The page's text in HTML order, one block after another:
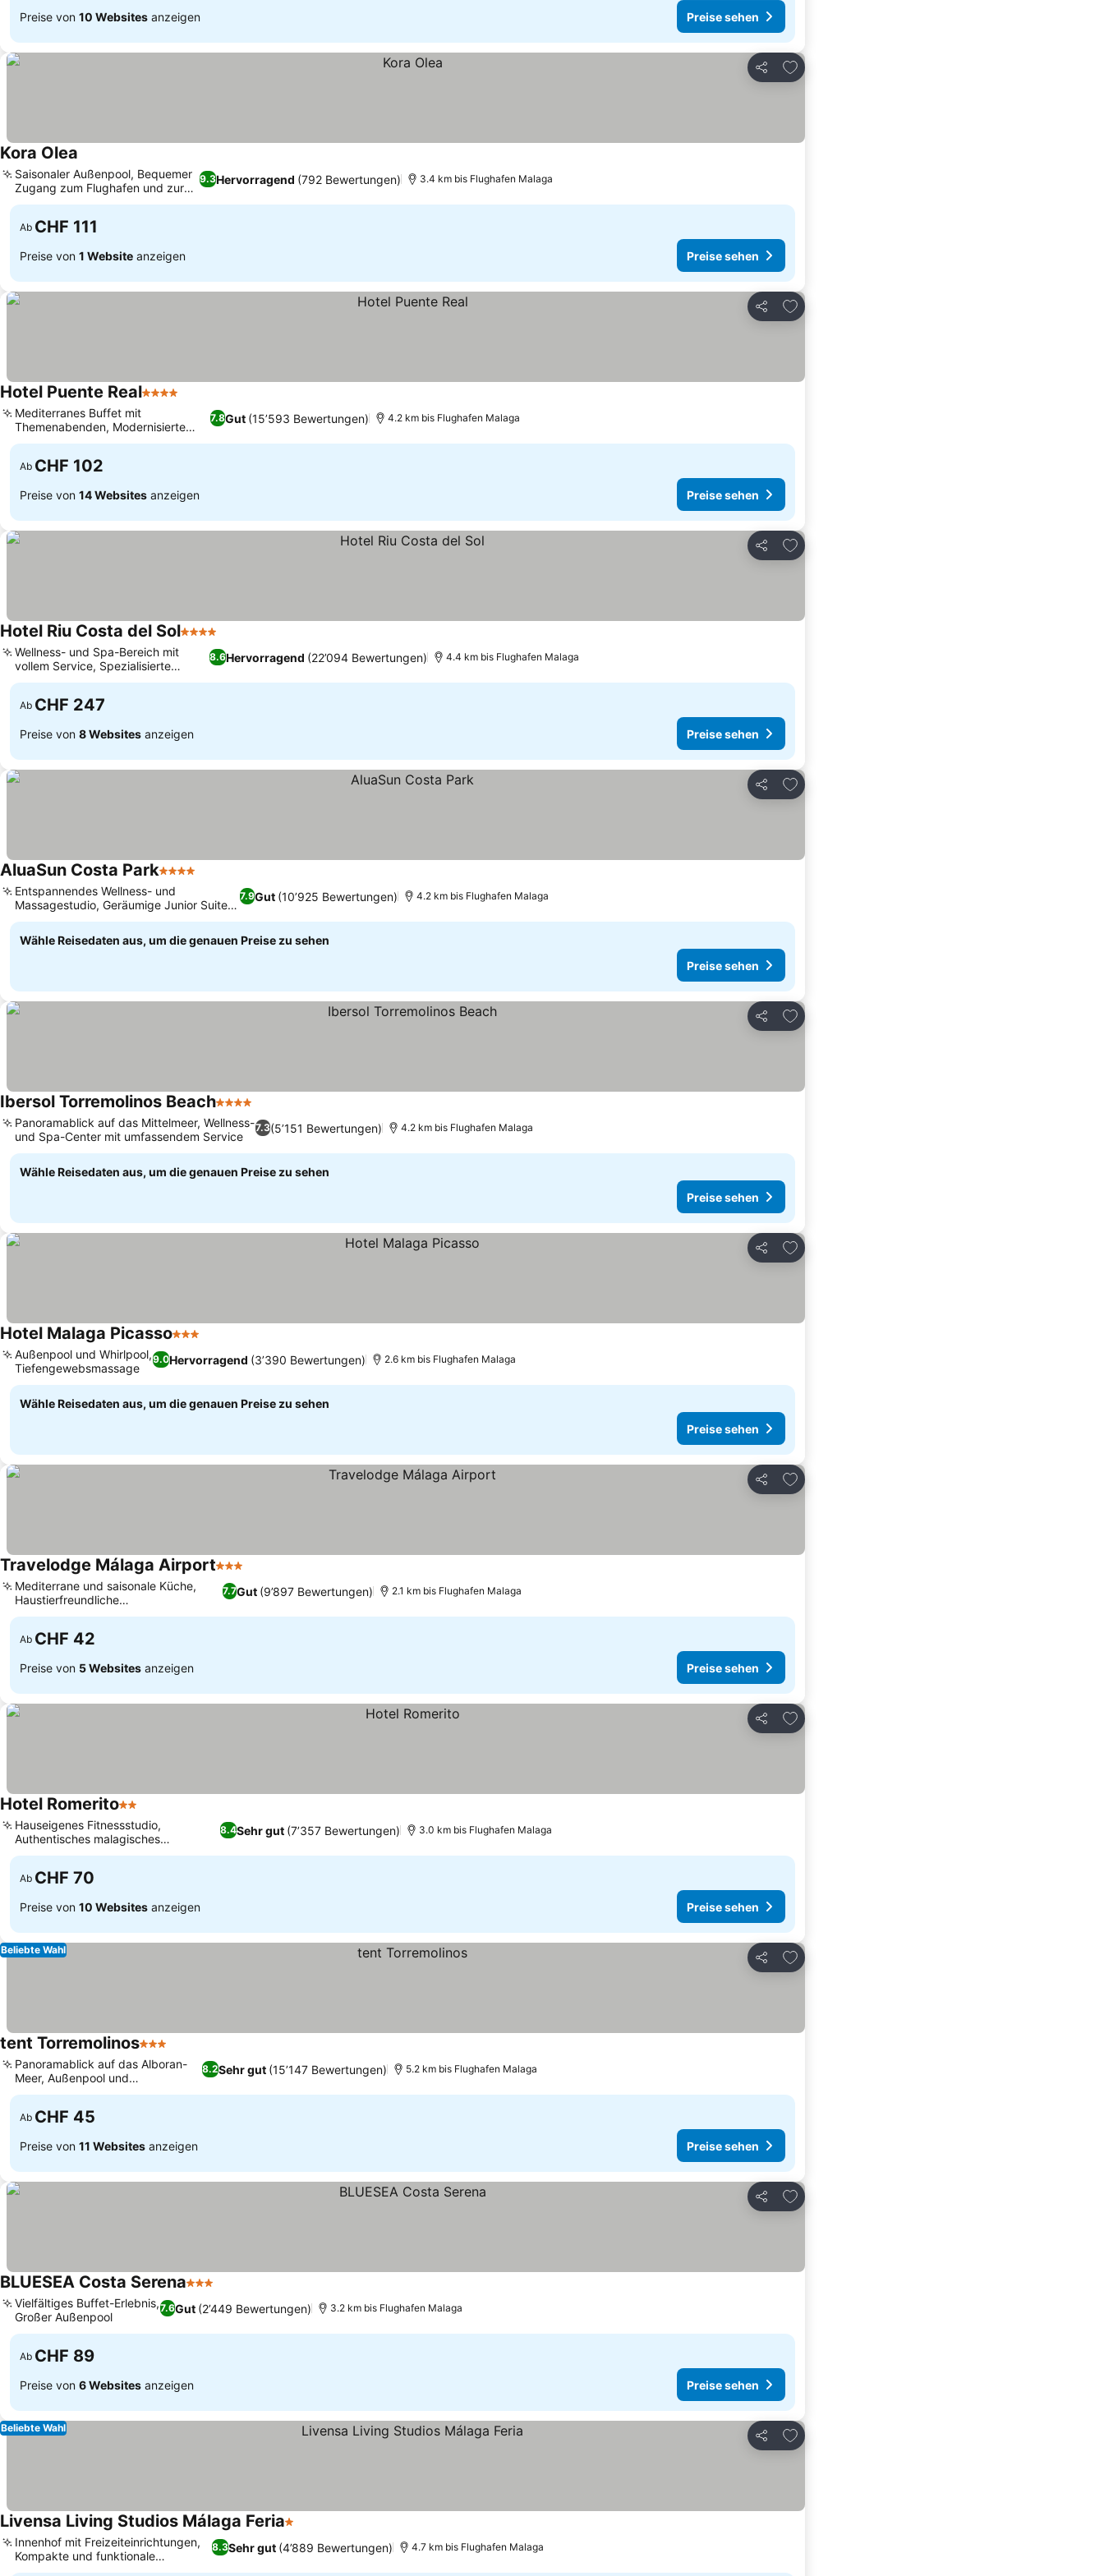
Preise von 10 Websites anzeigen Preise sehen
Teilen
Zu Favoriten hinzufügen
Kora Olea
9.3Hervorragend (792 Bewertungen)
Saisonaler Außenpool, Bequemer
Zugang zum Flughafen und zur
Stadt
3.4 km bis Flughafen Malaga
Ab CHF 111
Preise von 1 Website anzeigen Preise sehen
Teilen
Zu Favoriten hinzufügen
Hotel Puente Real4 Sterne
7.8Gut (15’593 Bewertungen)
Mediterranes Buffet mit
Themenabenden, Modernisierte
Junior Suiten
4.2 km bis Flughafen Malaga
Ab CHF 102
Preise von 14 Websites anzeigen Preise sehen
Teilen
Zu Favoriten hinzufügen
Hotel Riu Costa del Sol4 Sterne
8.6Hervorragend (22’094 Bewertungen)
Wellness- und Spa-Bereich mit
vollem Service, Spezialisierte
Themenrestaurants
4.4 km bis Flughafen Malaga
Ab CHF 247
Preise von 8 Websites anzeigen Preise sehen
Teilen
Zu Favoriten hinzufügen
AluaSun Costa Park4 Sterne
7.9Gut (10’925 Bewertungen)
Entspannendes Wellness- und
Massagestudio, Geräumige Junior Suiten
mit Meerblick
4.2 km bis Flughafen Malaga
Wähle Reisedaten aus, um die genauen Preise zu sehen
Preise sehen
Teilen
Zu Favoriten hinzufügen
Ibersol Torremolinos Beach4 Sterne
7.3(5’151 Bewertungen)
Panoramablick auf das Mittelmeer, Wellness-
und Spa-Center mit umfassendem Service
4.2 km bis Flughafen Malaga
Wähle Reisedaten aus, um die genauen Preise zu sehen
Preise sehen
Teilen
Zu Favoriten hinzufügen
Hotel Malaga Picasso3 Sterne
9.0Hervorragend (3’390 Bewertungen)
Außenpool und Whirlpool,
Tiefengewebsmassage
2.6 km bis Flughafen Malaga
Wähle Reisedaten aus, um die genauen Preise zu sehen
Preise sehen
Teilen
Zu Favoriten hinzufügen
Travelodge Málaga Airport3 Sterne
7.7Gut (9’897 Bewertungen)
Mediterrane und saisonale Küche,
Haustierfreundliche
Familienatmosphäre
2.1 km bis Flughafen Malaga
Ab CHF 42
Preise von 5 Websites anzeigen Preise sehen
Teilen
Zu Favoriten hinzufügen
Hotel Romerito2 Sterne
8.4Sehr gut (7’357 Bewertungen)
Hauseigenes Fitnessstudio,
Authentisches malagisches
Spezialitätenrestaurant
3.0 km bis Flughafen Malaga
Ab CHF 70
Preise von 10 Websites anzeigen Preise sehen
Teilen
Zu Favoriten hinzufügen
Beliebte Wahl
tent Torremolinos3 Sterne
8.2Sehr gut (15’147 Bewertungen)
Panoramablick auf das Alboran-
Meer, Außenpool und
Sonnenterrasse
5.2 km bis Flughafen Malaga
Ab CHF 45
Preise von 11 Websites anzeigen Preise sehen
Teilen
Zu Favoriten hinzufügen
BLUESEA Costa Serena3 Sterne
7.6Gut (2’449 Bewertungen)
Vielfältiges Buffet-Erlebnis,
Großer Außenpool
3.2 km bis Flughafen Malaga
Ab CHF 89
Preise von 6 Websites anzeigen Preise sehen
Teilen
Zu Favoriten hinzufügen
Beliebte Wahl
Livensa Living Studios Málaga Feria1 Sterne
8.3Sehr gut (4’889 Bewertungen)
Innenhof mit Freizeiteinrichtungen,
Kompakte und funktionale
Kochnischen
4.7 km bis Flughafen Malaga